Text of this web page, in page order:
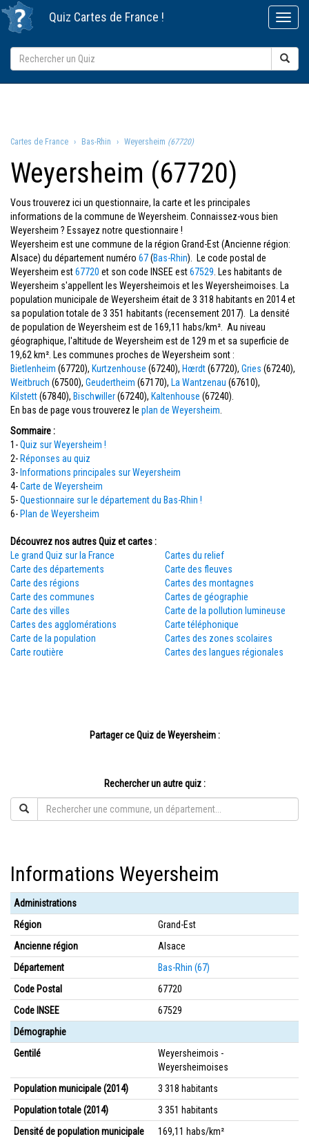
Quiz Cartes de France !
Cartes de France Bas-Rhin Weyersheim (67720)
Weyersheim (67720)
Vous trouverez ici un questionnaire, la carte et les principales
informations de la commune de Weyersheim. Connaissez-vous bien
Weyersheim ? Essayez notre questionnaire !
Weyersheim est une commune de la région Grand-Est (Ancienne région:
Alsace) du département numéro 67(Bas-Rhin). Le code postal de
Weyersheim est67720 et son code INSEE est67529 . Les habitants de
Weyersheim s'appellent les Weyersheimois et les Weyersheimoises. La
population municipale de Weyersheim était de 3 318 habitants en 2014 et
sa population totale de 3 351 habitants (recensement 2017). La densité
de population de Weyersheim est de 169,11 habs/km². Au niveau
géographique, l'altitude de Weyersheim est de 129 m et sa superficie de
19,62 km². Les communes proches de Weyersheim sont :
Bietlenheim (67720), Kurtzenhouse (67240), Hœrdt(67720), Gries (67240),
Weitbruch (67500), Geudertheim (67170), La Wantzenau (67610),
Kilstett(67840), Bischwiller(67240), Kaltenhouse (67240).
En bas de page vous trouverez le plan de Weyersheim
Sommaire :
1-Quiz sur Weyersheim !
2- Réponses au quiz
3- Informations principales sur Weyersheim
4-Carte de Weyersheim
5-Questionnaire sur le département du Bas-Rhin !
6- Plan de Weyersheim
Découvrez nos autres Quiz et cartes :
Le grand Quiz sur la France
Carte des départements
Carte des régions
Carte des communes
Carte des villes
Cartes des agglomérations
Carte de la population
Carte routière
Cartes du relief
Carte des fleuves
Cartes des montagnes
Cartes de géographie
Carte de la pollution lumineuse
Carte téléphonique
Cartes des zones scolaires
Cartes des langues régionales
Partager ce Quiz de Weyersheim :
Rechercher un autre quiz :
Informations Weyersheim
Administrations
Région
Grand-Est
Ancienne région
Alsace
Département
Bas-Rhin (67)
Code Postal
67720
Code INSEE
67529
Démographie
Gentilé
Weyersheimois -
Weyersheimoises
Population municipale (2014)
3 318 habitants
Population totale (2014)
3 351 habitants
Densité de population municipale
169,11 habs/km²